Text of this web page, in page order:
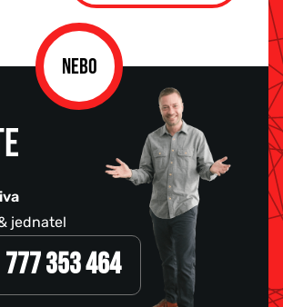
NEBO
jednatel
777 353 464